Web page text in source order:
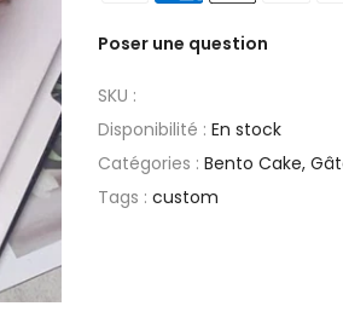
Poser une question
SKU :
Disponibilité : En stock
Catégories : Bento Cake
Tags : custom